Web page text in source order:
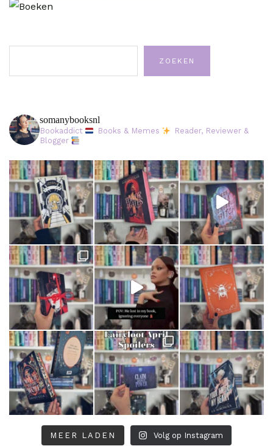
ZOEKEN
somanybooksnl
Bookaddict Books & Memes
Reader, Reviewer &
Blogger
MEER LADEN Volg op Instagram